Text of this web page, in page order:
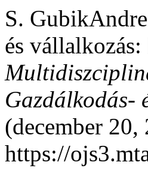
S.
és
Gazdálkodás-
(december
https://